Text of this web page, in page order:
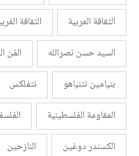
الثقافة العربية
الثقافة
السيد حسن نصرالله
الفن
بنيامين نتنياهو
نتفلكس
المقاومة الفلسطينية
الكسندر دوغين
النازحين